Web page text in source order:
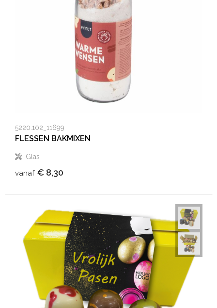
5220.102_11699
FLESSEN BAKMIXEN
Glas
vanaf € 8,30